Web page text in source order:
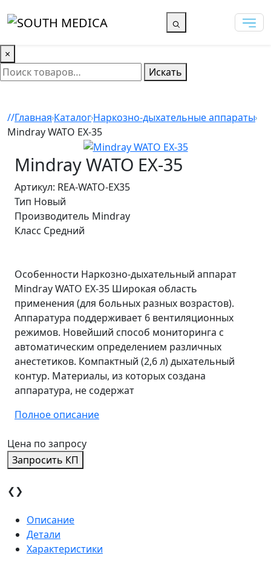
×
Искать
Главная КаталогНаркозно-дыхательные аппараты
Mindray WATO EX-35
Mindray WATO EX-35
Артикул: REA-WATO-EX35
Тип Новый
Производитель Mindray
Класс Средний
Особенности Наркозно-дыхательный аппарат
Mindray WATO EX-35 Широкая область
применения (для больных разных возрастов).
Аппаратура поддерживает 6 вентиляционных
режимов. Новейший способ мониторинга с
автоматическим определением различных
анестетиков. Компактный (2,6 л) дыхательный
контур. Материалы, из которых создана
аппаратура, не содержат
Полное описание
Цена по запросу
Запросить КП
❮❯
Описание
Детали
Характеристики